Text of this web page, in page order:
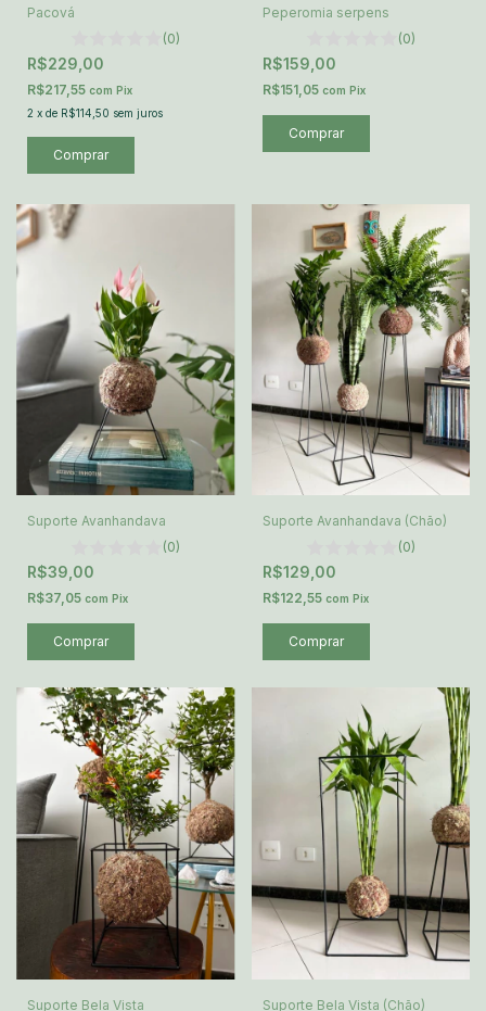
Pacová
(0)
R$229,00
R$217,55 com Pix
2 x de R$114,50 sem juros
Peperomia serpens
(0)
R$159,00
R$151,05 com Pix
Suporte Avanhandava
(0)
R$39,00
R$37,05 com Pix
Comprar
Suporte Avanhandava (Chão)
(0)
R$129,00
R$122,55 com Pix
Comprar
Suporte Bela Vista Suporte Bela Vista (Chão)